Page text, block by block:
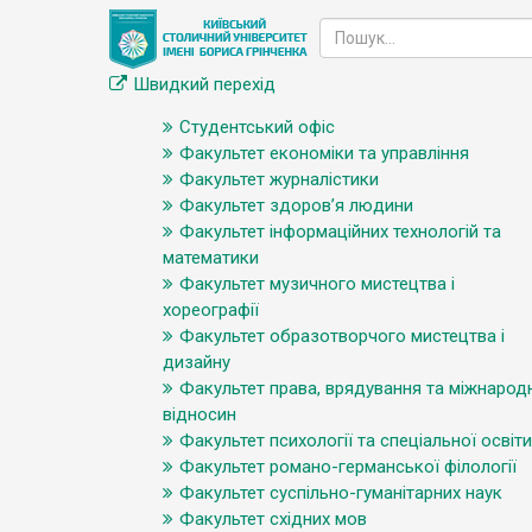
Швидкий перехід
Студентський офіс
Факультет економіки та управління
Факультет журналістики
Факультет здоров’я людини
Факультет інформаційних технологій та
математики
Факультет музичного мистецтва і
хореографії
Факультет образотворчого мистецтва і
дизайну
Факультет права, врядування та
відносин
Факультет психології та спеціальної освіти
Факультет романо-германської філології
Факультет суспільно-гуманітарних наук
Факультет східних мов